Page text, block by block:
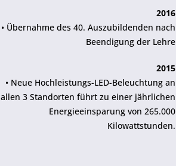
2016
• Übernahme des 40. Auszubildenden nach
Beendigung der Lehre
2015
• Neue Hochleistungs-LED-Beleuchtung an
allen 3 Standorten führt zu einer jährlichen
Energieeinsparung von 265.000
Kilowattstunden.